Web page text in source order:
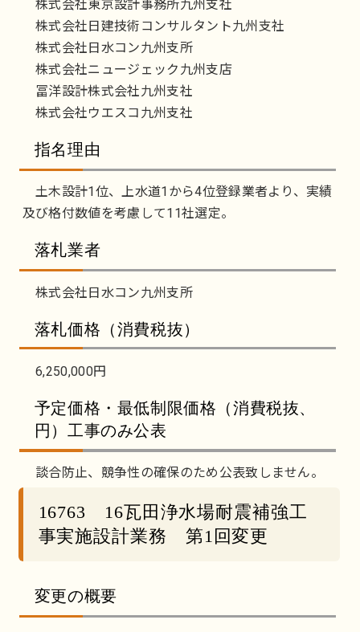
株式会社東京設計事務所九州支社
株式会社日建技術コンサルタント九州支社
株式会社日水コン九州支所
株式会社ニュージェック九州支店
冨洋設計株式会社九州支社
株式会社ウエスコ九州支社
指名理由
土木設計1位、上水道1から4位登録業者より、実績
及び格付数値を考慮して11社選定。
落札業者
株式会社日水コン九州支所
落札価格（消費税抜）
6,250,000円
予定価格・最低制限価格（消費税抜、
円）工事のみ公表
談合防止、競争性の確保のため公表致しません。
16763 16瓦田浄水場耐震補強工
事実施設計業務 第1回変更
変更の概要